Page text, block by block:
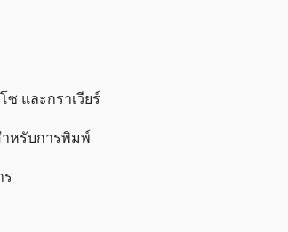
และกราเวียร์
หรับการพิมพ์
ร